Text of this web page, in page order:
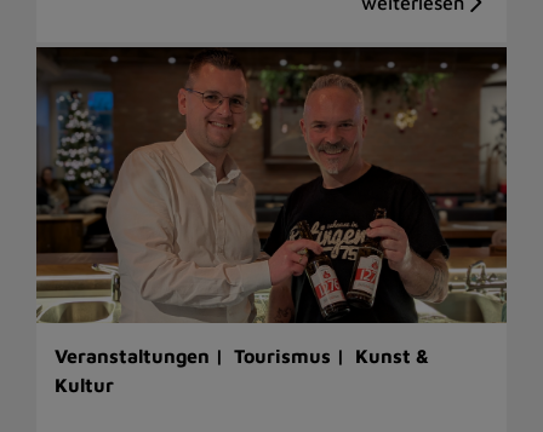
Veranstaltungen | Tourismus |
Kunst &
Kultur